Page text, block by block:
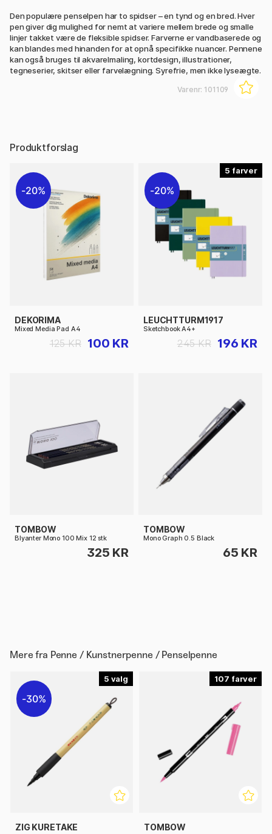
Den populære penselpen har to spidser – en tynd og en bred. Hver
pen giver dig mulighed for nemt at variere mellem brede og smalle
linjer takket være de fleksible spidser. Farverne er vandbaserede og
kan blandes med hinanden for at opnå specifikke nuancer. Pennene
kan også bruges til akvarelmaling, kortdesign, illustrationer,
tegneserier, skitser eller farvelægning. Syrefrie, men ikke lyseægte.
Varenr: 101109
Produktforslag
20%
DEKORIMA
Mixed Media Pad A4
100 KR
125 KR
5
20%
LEUCHTTURM1917
Sketchbook A4+
196 KR
245 KR
TOMBOW
Blyanter Mono 100 Mix 12 stk
325 KR
TOMBOW
Mono Graph 0.5 Black
65 KR
Mere fra Penne / Kunstnerpenne / Penselpenne
5
30%
ZIG KURETAKE
107
TOMBOW